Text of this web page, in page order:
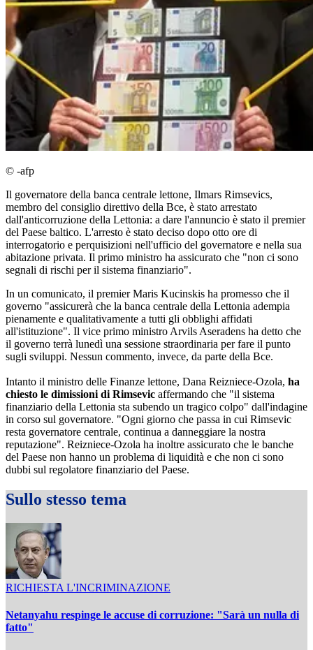
© -afp
Il governatore della banca centrale lettone, Ilmars Rimsevics,
membro del consiglio direttivo della Bce, è stato arrestato
dall'anticorruzione della Lettonia: a dare l'annuncio è stato il premier
del Paese baltico. L'arresto è stato deciso dopo otto ore di
interrogatorio e perquisizioni nell'ufficio del governatore e nella sua
abitazione privata. Il primo ministro ha assicurato che "non ci sono
segnali di rischi per il sistema finanziario".
In un comunicato, il premier Maris Kucinskis ha promesso che il
governo "assicurerà che la banca centrale della Lettonia adempia
pienamente e qualitativamente a tutti gli obblighi affidati
all'istituzione". Il vice primo ministro Arvils Aseradens ha detto che
il governo terrà lunedì una sessione straordinaria per fare il punto
sugli sviluppi. Nessun commento, invece, da parte della Bce.
Intanto il ministro delle Finanze lettone, Dana Reizniece-Ozola, ha
chiesto le dimissioni di Rimsevic affermando che "il sistema
finanziario della Lettonia sta subendo un tragico colpo" dall'indagine
in corso sul governatore. "Ogni giorno che passa in cui Rimsevic
resta governatore centrale, continua a danneggiare la nostra
reputazione". Reizniece-Ozola ha inoltre assicurato che le banche
del Paese non hanno un problema di liquidità e che non ci sono
dubbi sul regolatore finanziario del Paese.
Sullo stesso tema
RICHIESTA L'INCRIMINAZIONE
Netanyahu respinge le accuse di corruzione: "Sarà un nulla di
fatto"